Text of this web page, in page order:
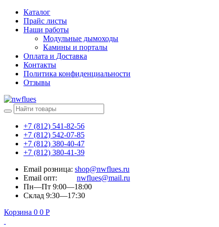
Каталог
Прайс листы
Наши работы
Модульные дымоходы
Камины и порталы
Оплата и Доставка
Контакты
Политика конфиденциальности
Отзывы
+7 (812) 541-82-56
+7 (812) 542-07-85
+7 (812) 380-40-47
+7 (812) 380-41-39
Email розница: shop@nwflues.ru
Email опт: nwflues@mail.ru
Пн—Пт 9:00—18:00
Склад 9:30—17:30
Корзина 0 0 Р